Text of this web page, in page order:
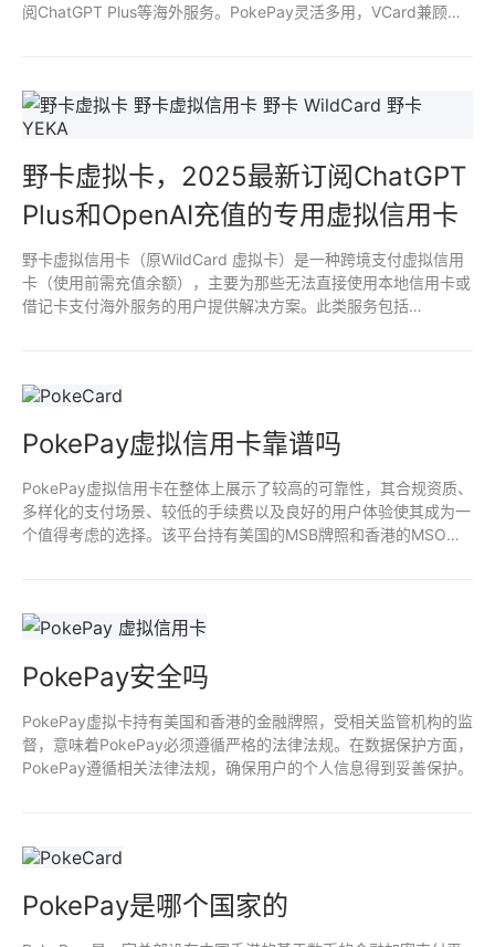
阅ChatGPT Plus等海外服务。PokePay灵活多用，VCard兼顾国
野卡虚拟卡，2025最新订阅ChatGPT
Plus和OpenAI充值的专用虚拟信用卡
野卡虚拟信用卡（原WildCard 虚拟卡）是一种跨境支付虚拟信用
卡（使用前需充值余额），主要为那些无法直接使用本地信用卡或
借记卡支付海外服务的用户提供解决方案。此类服务包括
PokePay虚拟信用卡靠谱吗
PokePay虚拟信用卡在整体上展示了较高的可靠性，其合规资质、
多样化的支付场景、较低的手续费以及良好的用户体验使其成为一
个值得考虑的选择。该平台持有美国的MSB牌照和香港的MSO资
PokePay安全吗
PokePay虚拟卡持有美国和香港的金融牌照，受相关监管机构的监
督，意味着PokePay必须遵循严格的法律法规。在数据保护方面，
PokePay遵循相关法律法规，确保用户的个人信息得到妥善保护。
PokePay是哪个国家的